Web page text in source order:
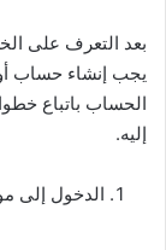
بعد التعرف على
يجب إنشاء حساب
الحساب باتباع
إليه.
الدخول إلى